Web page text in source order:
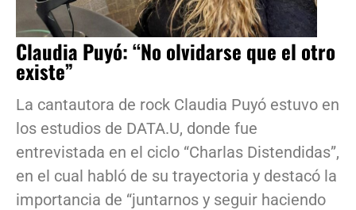
Claudia Puyó: “No olvidarse que el otro
existe”
La cantautora de rock Claudia Puyó estuvo en
los estudios de DATA.U, donde fue
entrevistada en el ciclo “Charlas Distendidas”,
en el cual habló de su trayectoria y destacó la
importancia de “juntarnos y seguir haciendo